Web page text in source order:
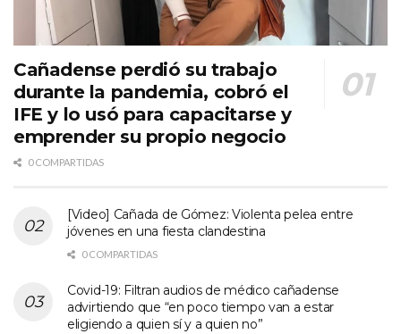
Cañadense perdió su trabajo
durante la pandemia, cobró el
IFE y lo usó para capacitarse y
emprender su propio negocio
0 COMPARTIDAS
[Video] Cañada de Gómez: Violenta pelea entre
jóvenes en una fiesta clandestina
0 COMPARTIDAS
Covid-19: Filtran audios de médico cañadense
advirtiendo que “en poco tiempo van a estar
eligiendo a quien sí y a quien no”